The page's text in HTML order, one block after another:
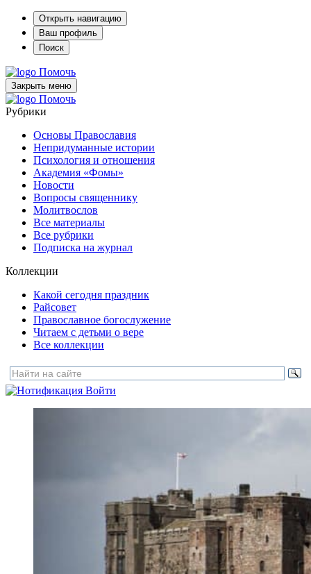
Открыть навигацию
Ваш профиль
Поиск
Помочь
Закрыть меню
Помочь
Рубрики
Основы Православия
Непридуманные истории
Психология и отношения
Академия «Фомы»
Новости
Вопросы священнику
Молитвослов
Все материалы
Все рубрики
Подписка на журнал
Коллекции
Какой сегодня праздник
Райсовет
Православное богослужение
Читаем с детьми о вере
Все коллекции
Войти